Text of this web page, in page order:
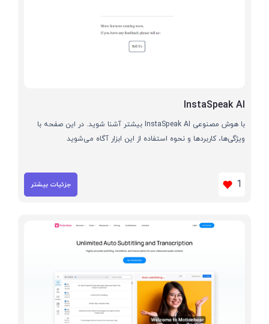
InstaSpeak AI
با هوش مصنوعی InstaSpeak AI بیشتر آشنا شوید. در این صفحه با
ویژگی‌ها، کاربردها و نحوه استفاده از این ابزار آگاه می‌شوید
1 جزئیات بیشتر